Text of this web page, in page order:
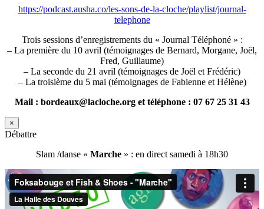
https://podcast.ausha.co/les-sons-de-la-cloche/playlist/journal-
telephone
Trois sessions d’enregistrements du « Journal Téléphoné » :
– La première du 10 avril (témoignages de Bernard, Morgane, Joël,
Fred, Guillaume)
– La seconde du 21 avril (témoignages de Joël et Frédéric)
– La troisième du 5 mai (témoignages de Fabienne et Hélène)
Mail : bordeaux@lacloche.org et téléphone : 07 67 25 31 43
×
Débattre
Slam /danse « Marche » : en direct samedi à 18h30